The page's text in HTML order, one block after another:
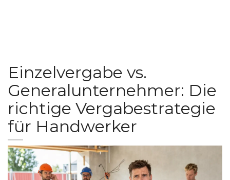
Einzelvergabe vs.
Generalunternehmer: Die
richtige Vergabestrategie
für Handwerker